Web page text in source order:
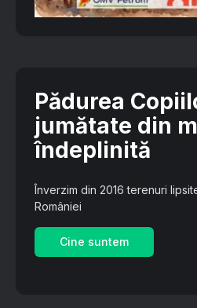
Pădurea
jumătate din
îndeplinită
Înverzim din 2016 terenuri
României
Cine suntem